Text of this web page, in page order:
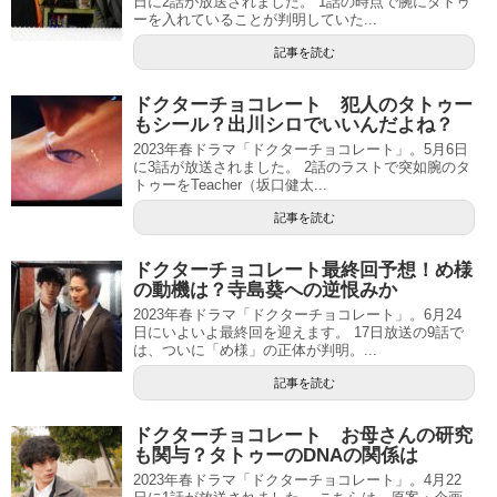
ーを入れていることが判明していた...
記事を読む
ドクターチョコレート 犯人のタトゥー
もシール？出川シロでいいんだよね？
2023年春ドラマ「ドクターチョコレート」。5月6日
に3話が放送されました。 2話のラストで突如腕のタ
トゥーをTeacher（坂口健太...
記事を読む
ドクターチョコレート最終回予想！め様
の動機は？寺島葵への逆恨みか
2023年春ドラマ「ドクターチョコレート」。6月24
日にいよいよ最終回を迎えます。 17日放送の9話で
は、ついに「め様」の正体が判明。...
記事を読む
ドクターチョコレート お母さんの研究
も関与？タトゥーのDNAの関係は
2023年春ドラマ「ドクターチョコレート」。4月22